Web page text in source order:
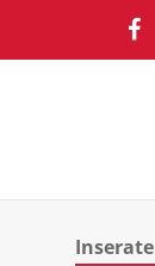
Inserate